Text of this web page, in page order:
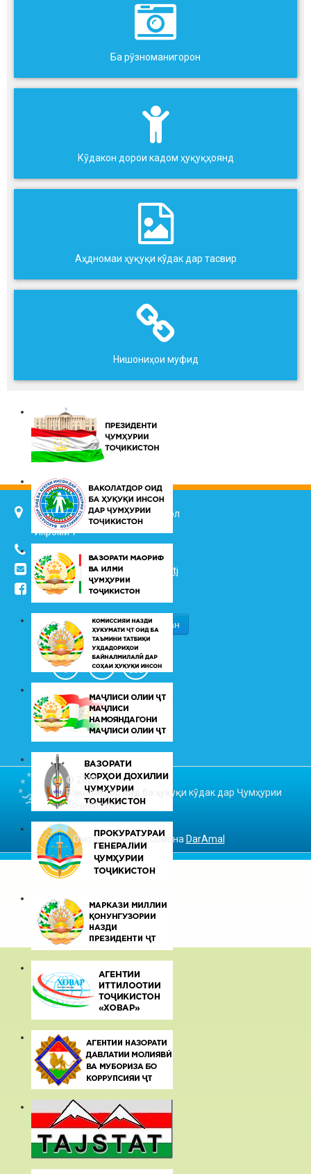
Ба рӯзноманигорон
Кӯдакон дорои кадом ҳуқуқҳоянд
Аҳдномаи ҳуқуқи кўдак дар тасвир
Нишониҳои муфид
734025, ш. Душанбе, кӯч. Ҷалол
Икромӣ 7
(+992 37) 2217352
info@vhk.tj
info@ombudsman.tj
/kudakon
© 2026
Ваколатдор оид ба ҳуқуқи кӯдак дар Ҷумҳурии
Тоҷикистон
Омодакунандаи сомона DarAmal